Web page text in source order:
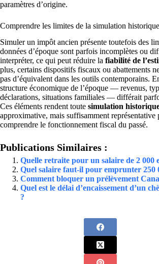
paramètres d’origine.
Comprendre les limites de la simulation historique
Simuler un impôt ancien présente toutefois des
données d’époque sont parfois incomplètes ou
interpréter, ce qui peut réduire la fiabilité de
plus, certains dispositifs fiscaux ou abattements
pas d’équivalent dans les outils contemporains.
structure économique de l’époque — revenus,
déclarations, situations familiales — différait
Ces éléments rendent toute simulation
approximative, mais suffisamment représentative
comprendre le fonctionnement fiscal du passé.
Publications Similaires :
Quelle retraite pour un salaire de 2 000
Quel salaire faut-il pour emprunter 250
Comment bloquer un prélèvement
Quel est le délai d’encaissement d’un
?